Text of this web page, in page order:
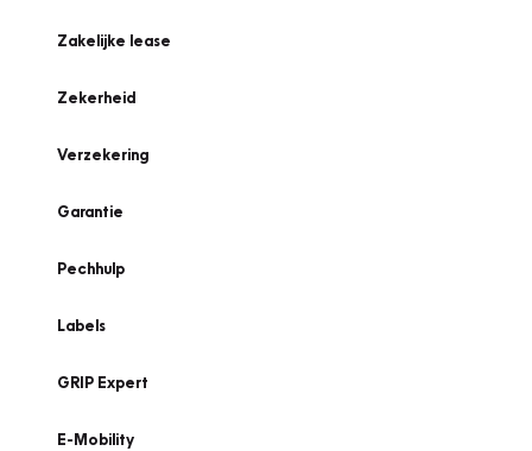
Zakelijke lease
Zekerheid
Verzekering
Garantie
Pechhulp
Labels
GRIP Expert
E-Mobility